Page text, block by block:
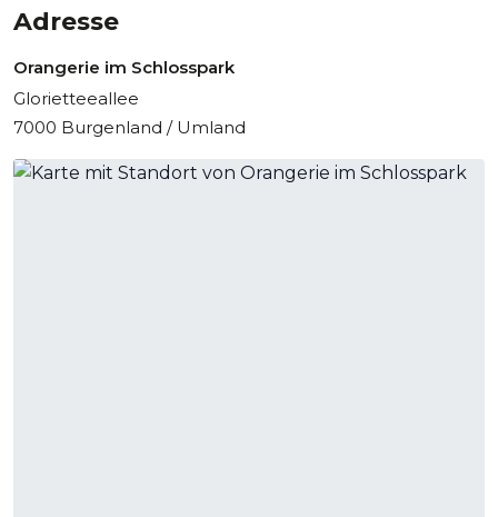
Adresse
Orangerie im Schlosspark
Glorietteeallee
7000 Burgenland / Umland